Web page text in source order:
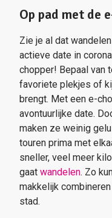
Op pad met de
Zie je al dat
actieve date in
chopper! Bepaal van
favoriete plekjes of
brengt. Met een e-
avontuurlijke date.
maken ze weinig
touren prima met
sneller, veel meer
gaat wandelen. Zo
makkelijk
stad.